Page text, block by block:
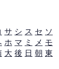
サ シ ス セ ソ
ホ マ ミ メ モ
大 後 日 朝 東